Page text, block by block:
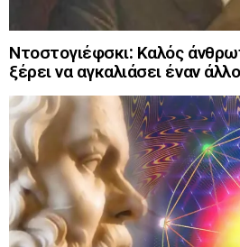
Ντοστογιέφσκι: Καλός
ξέρει να αγκαλιάσει έναν